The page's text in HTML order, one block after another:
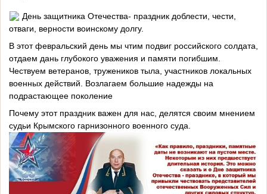
День защитника Отечества- праздник доблести, чести,
отваги, верности воинскому долгу.
В этот февральский день мы чтим подвиг российского солдата,
отдаем дань глубокого уважения и памяти погибшим.
Чествуем ветеранов, тружеников тыла, участников локальных
военных действий. Возлагаем большие надежды на
подрастающее поколение
Почему этот праздник важен для нас, делятся своим мнением
судьи Крымского гарнизонного военного суда.